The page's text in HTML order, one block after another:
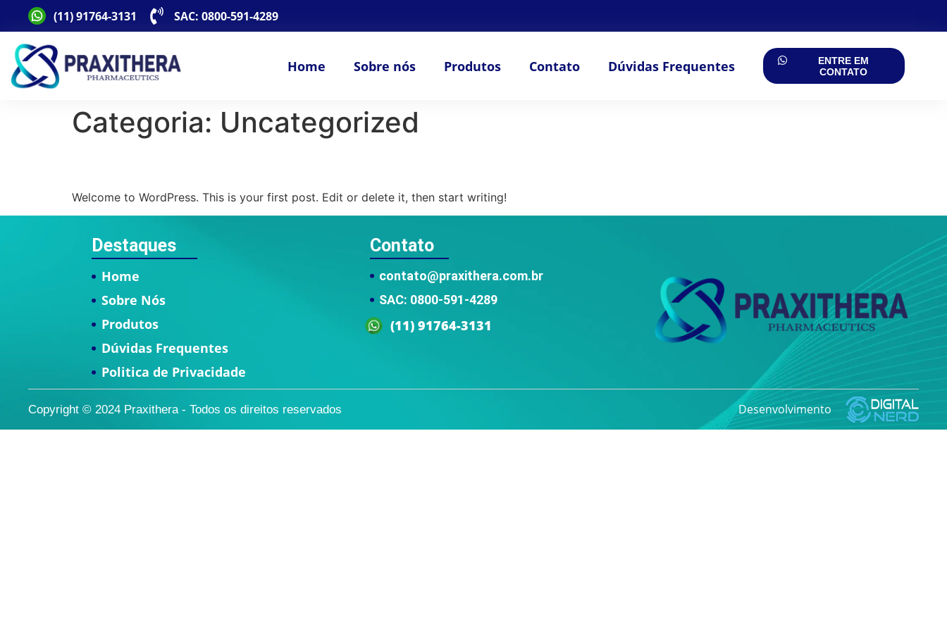
(11) 91764-3131 SAC: 0800-591-4289
Home Sobre nós Produtos Contato Dúvidas Frequentes
ENTRE EM
CONTATO
Categoria: Uncategorized
Welcome to WordPress. This is your first post. Edit or delete it, then start writing!
Destaques
Home
Sobre Nós
Produtos
Dúvidas Frequentes
Politica de Privacidade
Contato
contato@praxithera.com.br
SAC: 0800-591-4289
(11) 91764-3131
Copyright © 2024 Praxithera - Todos os direitos reservados Desenvolvimento